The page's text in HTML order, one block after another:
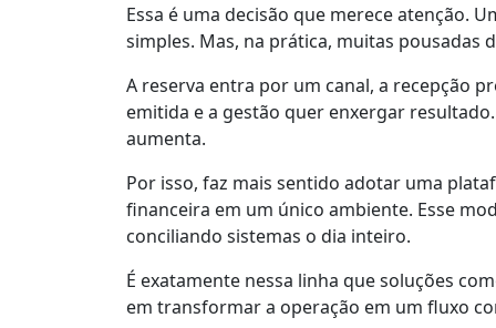
Essa é uma decisão que merece atenção.
simples. Mas, na prática, muitas pousadas
A reserva entra por um canal, a recepção
emitida e a gestão quer enxergar
aumenta.
Por isso, faz mais sentido adotar uma
financeira em um único ambiente. Esse
conciliando sistemas o dia inteiro.
É exatamente nessa linha que soluções
em transformar a operação em um fluxo